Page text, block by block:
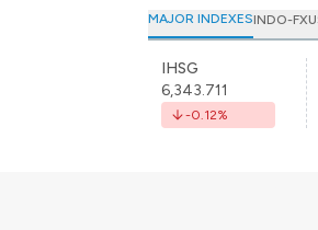
MAJOR INDEXESINDO-FX
IHSG
6,343.711
-0.12%